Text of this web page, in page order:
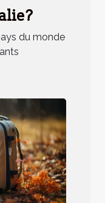
du monde